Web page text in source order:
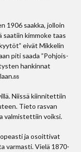
1906 saakka, jolloin
saatiin kimmoke taas
eivät Mikkelin
piti saada ”Pohjois-
hankinnat
88
Niissä kiinnitettiin
Tieto rasvan
valmistettiin voiksi.
ja osoittivat
varmasti. Vielä 1870-